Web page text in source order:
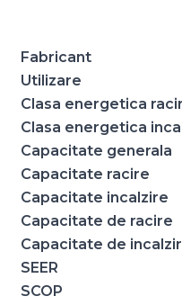
Fabricant
Utilizare
Clasa energetica
Clasa energetica
Capacitate generala
Capacitate racire
Capacitate incalzire
Capacitate de racire
Capacitate de
SEER
SCOP